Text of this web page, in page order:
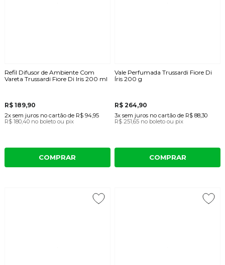
Refil Difusor de Ambiente Com
Vareta Trussardi Fiore Di Iris 200 ml
R$ 189,90
2x sem juros no cartãode R$ 94,95
R$ 180,40 no boleto ou pix
COMPRAR
Vale Perfumada Trussardi Fiore Di
Íris 200 g
R$ 264,90
3x sem juros no cartão de R$ 88,30
R$ 251,65 no boleto ou pix
COMPRAR